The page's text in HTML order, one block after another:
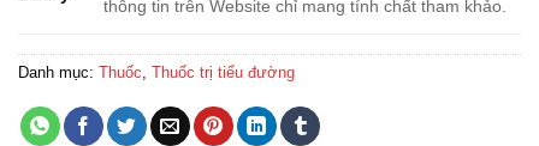
thông tin trên Website chỉ mang tính chất tham khảo.
Danh mục: Thuốc Thuốc trị tiểu đường